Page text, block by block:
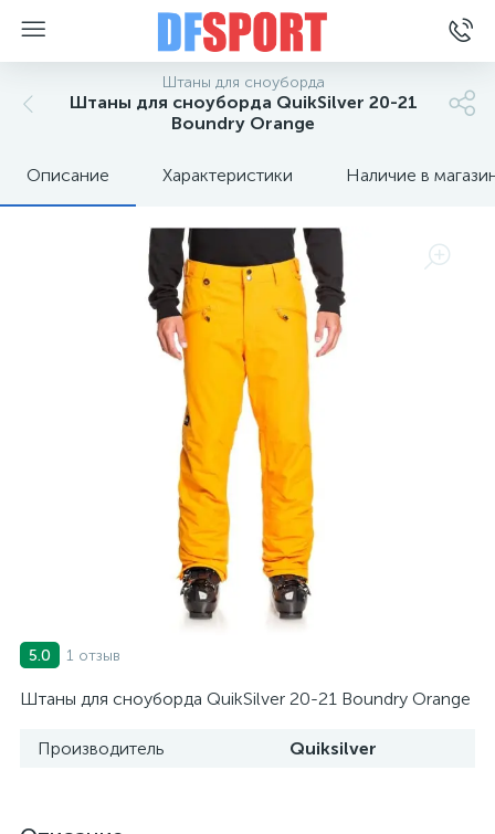
Штаны для сноуборда
Штаны для сноуборда QuikSilver 20-21
Boundry Orange
Описание Характеристики Наличие в
5.0 1 отзыв
Штаны для сноуборда QuikSilver 20-21 Boundry Orange
Производитель Quiksilver